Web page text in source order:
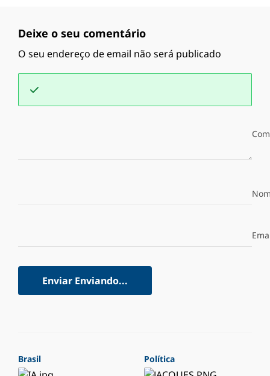
Deixe o seu comentário
O seu endereço de email não será publicado
Enviar Enviando...
Brasil Política